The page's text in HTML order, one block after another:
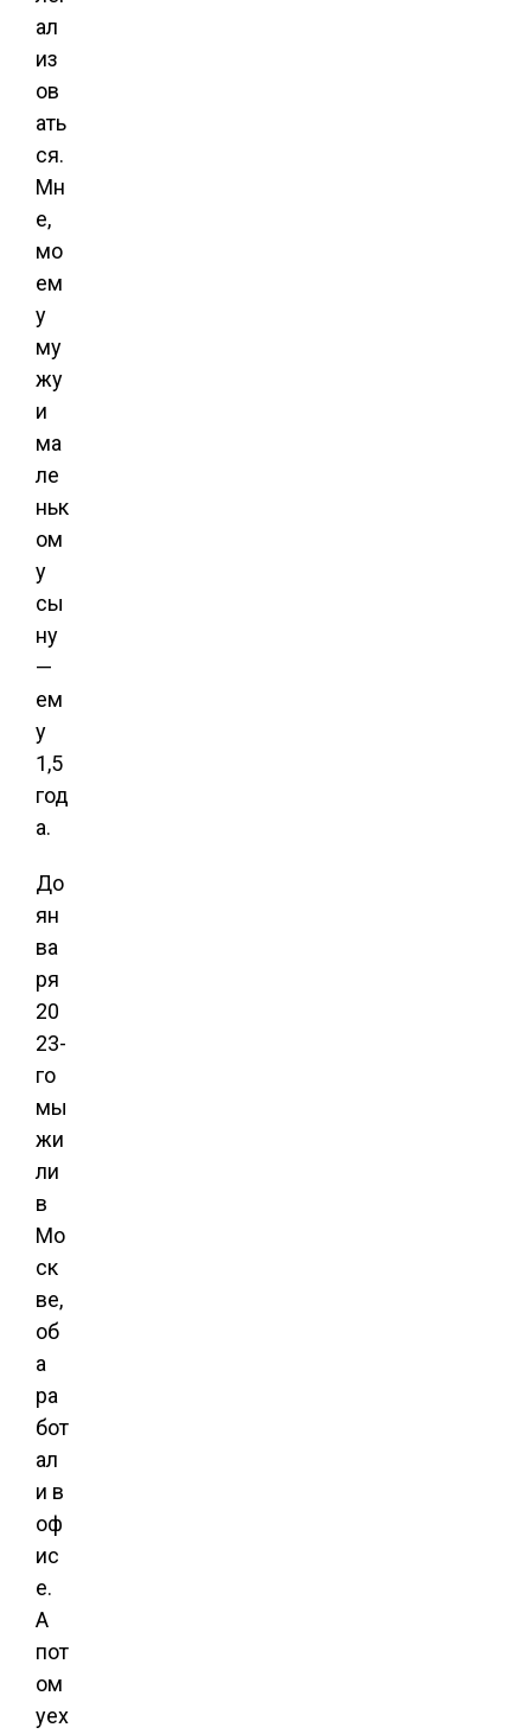
ал
из
ов
ать
ся.
Мн
е,
мо
ем
у
му
жу
и
ма
ле
ньк
ом
у
сы
ну
—
ем
у
1,5
год
а.
До
ян
ва
ря
20
23-
го
мы
жи
ли
в
Мо
ск
ве,
об
а
ра
бот
ал
и в
оф
ис
е.
А
пот
ом
уех